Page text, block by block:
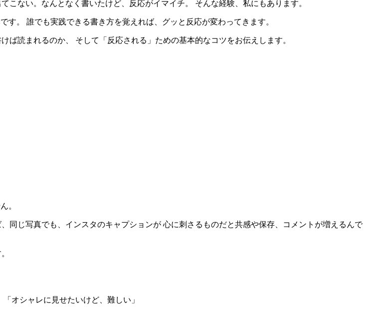
ない。なんとなく書いたけど、反応がイマイチ。 そんな経験、私にもあります。
。 誰でも実践できる書き方を覚えれば、グッと反応が変わってきます。
読まれるのか、 そして「反応される」ための基本的なコツをお伝えします。
。
同じ写真でも、インスタのキャプションが 心に刺さるものだと共感や保存、コメントが増えるんで
オシャレに見せたいけど、難しい」